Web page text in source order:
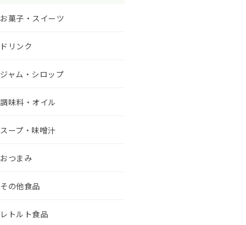
お菓子・スイーツ
ドリンク
ジャム・シロップ
調味料・オイル
スープ・味噌汁
おつまみ
その他食品
レトルト食品